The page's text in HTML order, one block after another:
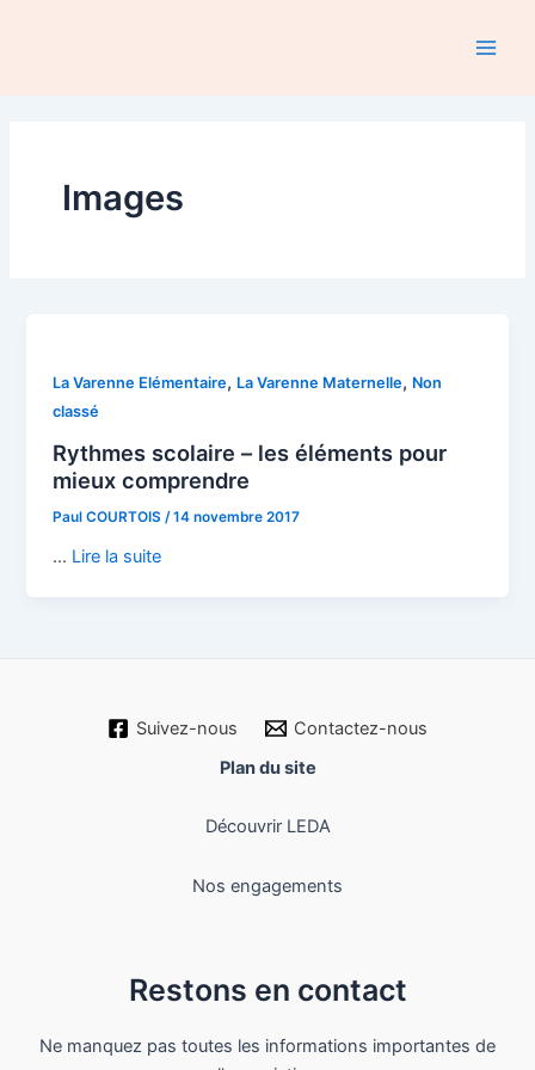
Images
La Varenne Elémentaire, La Varenne Maternelle, Non
classé
Rythmes scolaire – les éléments pour
mieux comprendre
Paul COURTOIS/14 novembre 2017
… Lire la suite
Suivez-nous
Contactez-nous
Plan du site
Découvrir LEDA
Nos engagements
Restons en contact
Ne manquez pas toutes les informations importantes de